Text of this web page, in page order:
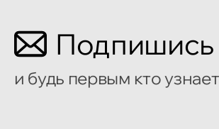
улица Алеку Руссо 1
Кишинёв
Подпишись
и будь первым кто